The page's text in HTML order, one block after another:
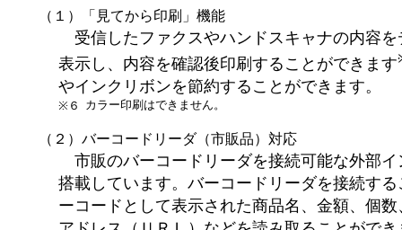
（１）「見てから印刷」機能
受信したファクスやハンドスキャナの内容を
表示し、内容を確認後印刷することができます
やインクリボンを節約することができます。
※６ カラー印刷はできません。
（２）バーコードリーダ（市販品）対応
市販のバーコードリーダを接続可能な外部イ
搭載しています。バーコードリーダを接続す
ーコードとして表示された商品名、金額、個